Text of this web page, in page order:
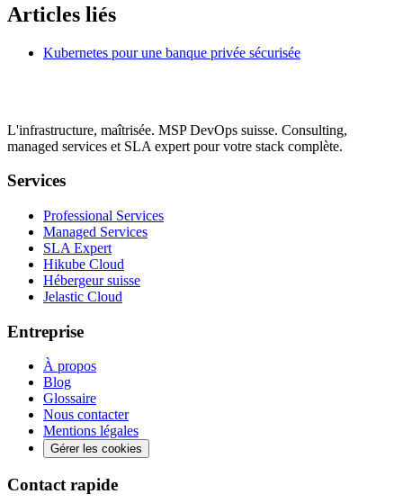
Articles liés
Kubernetes pour une banque privée sécurisée
L'infrastructure, maîtrisée. MSP DevOps suisse. Consulting,
managed services et SLA expert pour votre stack complète.
Services
Professional Services
Managed Services
SLA Expert
Hikube Cloud
Hébergeur suisse
Jelastic Cloud
Entreprise
À propos
Blog
Glossaire
Nous contacter
Mentions légales
Gérer les cookies
Contact rapide